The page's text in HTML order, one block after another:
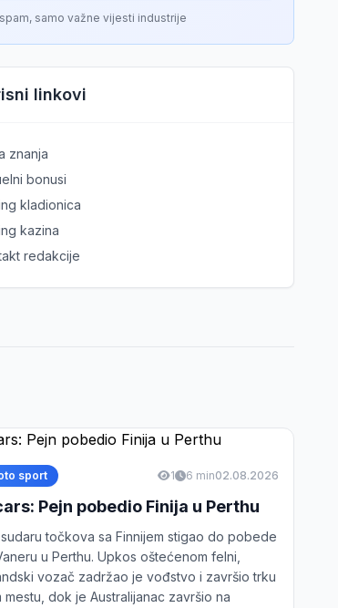
samo važne vijesti industrije
linkovi
znanja
bonusi
kladionica
kazina
redakcije
sport 1 6 min02.08.2026
Pejn pobedio Finija u Perthu
točkova sa Finnijem stigao do pobede
u Perthu. Upkos oštećenom felni,
vozač zadržao je vođstvo i završio trku
mestu, dok je Australijanac završio na